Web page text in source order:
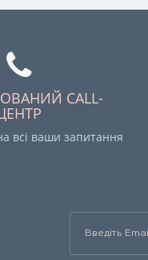
CALL-
всі ваши запитання